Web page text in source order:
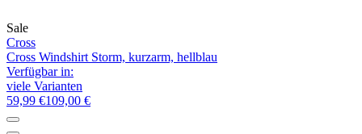
Sale
Cross
Cross Windshirt Storm, kurzarm, hellblau
Verfügbar in:
viele Varianten
59,99 €109,00 €